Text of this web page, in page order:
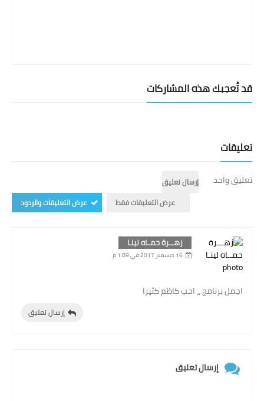
قد تُعجبك هذه المشاركات
تعليقات
تعليق واحد
إرسال تعليق
عرض التعليقات فقط
عرض التعليقات والردود
زهـــرة حمــاه لينـا
16 ديسمبر 2017 في 1:09 م
اجمل برنامج ،، احب كاظم كثيرا
إرسال تعليق
إرسال تعليق